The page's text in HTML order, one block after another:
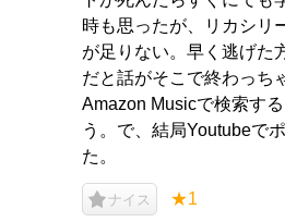
時も思ったが、リカシリ
が足りない。早く逃げた
だと話がそこで終わっち
Amazon Musicで検索す
う。で、結局Youtubeで
た。
ナイス ★1